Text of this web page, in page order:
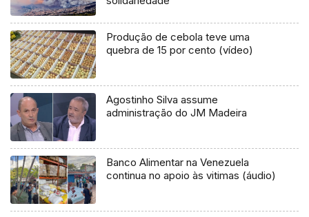
Produção de cebola teve uma
quebra de 15 por cento (vídeo)
Agostinho Silva assume
administração do JM Madeira
Banco Alimentar na Venezuela
continua no apoio às vitimas (áudio)